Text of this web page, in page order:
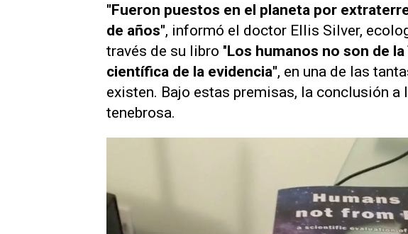
"Fueron puestos en el planeta por
de años", informó el doctor Ellis Silver,
través de su libro "Los humanos no son de
científica de la evidencia", en una de las
existen. Bajo estas premisas, la conclusión a
tenebrosa.